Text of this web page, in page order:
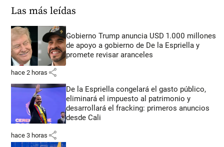
Las más leídas
Gobierno Trump anuncia USD 1.000 millones
de apoyo a gobierno de De la Espriella y
promete revisar aranceles
hace 2 horas share
De la Espriella congelará el gasto público,
eliminará el impuesto al patrimonio y
desarrollará el fracking: primeros anuncios
desde Cali
hace 3 horas share